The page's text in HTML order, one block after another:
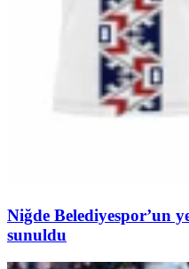
Niğde Belediyespor’un
sunuldu